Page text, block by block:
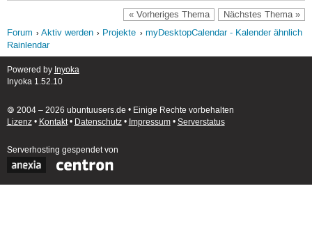
« Vorheriges Thema Nächstes Thema »
Forum Aktiv werden Projekte
myDesktopCalendar - Kalender ähnlich
Rainlendar
Powered by Inyoka
Inyoka 1.52.10
🄯 2004 – 2026 ubuntuusers.de • Einige Rechte vorbehalten
Lizenz• Kontakt• Datenschutz• Impressum• Serverstatus
Serverhosting gespendet von